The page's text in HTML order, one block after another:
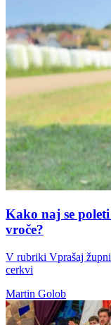
Kako naj se poleti
vroče?
V rubriki Vprašaj
cerkvi
Martin Golob